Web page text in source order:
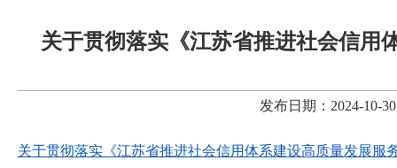
关于贯彻落实《江苏省推进社会信用
发布日期：2024-10-
关于贯彻落实《江苏省推进社会信用体系建设高质量发展服